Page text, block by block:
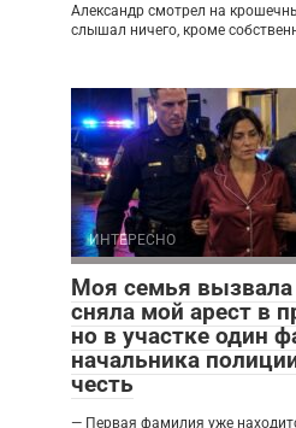
Александр смотрел на
слышал ничего, кроме
ИНТЕРЕСНО
Моя семья
сняла мой арест в
но в участке один
начальника
честь
— Первая фамилия уже